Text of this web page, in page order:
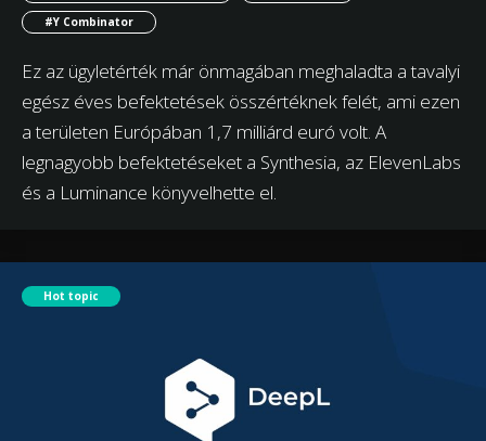
#Y Combinator
Ez az ügyletérték már önmagában meghaladta a tavalyi
egész éves befektetések összértéknek felét, ami ezen
a területen Európában 1,7 milliárd euró volt. A
legnagyobb befektetéseket a Synthesia, az ElevenLabs
és a Luminance könyvelhette el.
Hot topic